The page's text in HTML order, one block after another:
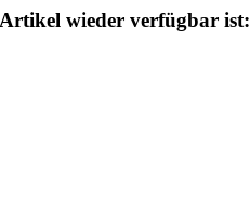
wieder verfügbar ist: